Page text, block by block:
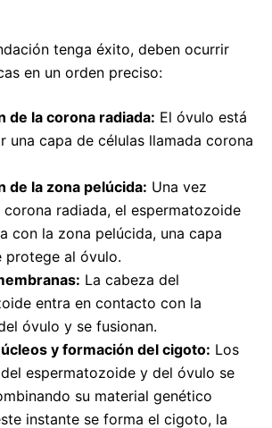
tenga éxito, deben ocurrir
en un orden preciso:
de la corona radiada: El óvulo está
una capa de células llamada corona
de la zona pelúcida: Una vez
corona radiada, el espermatozoide
con la zona pelúcida, una capa
protege al óvulo.
La cabeza del
entra en contacto con la
óvulo y se fusionan.
y formación del cigoto: Los
espermatozoide y del óvulo se
su material genético
instante se forma el cigoto, la